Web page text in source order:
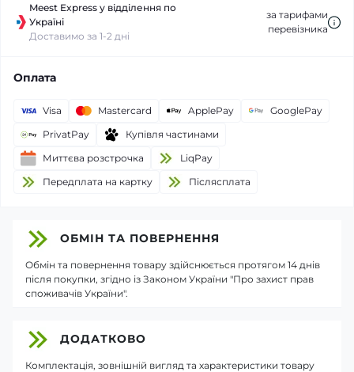
Meest Express у відділення по
Україні
Доставимо за 1-2 дні
за тарифами
перевізника
Оплата
Visa Mastercard ApplePay
GooglePay
PrivatPay
Купівля частинами
Миттєва розстрочка
LiqPay
Передплата на картку
Пiслясплата
ОБМІН ТА ПОВЕРНЕННЯ
Обмін та повернення товару здійснюється протягом 14 днів
після покупки, згідно із Законом України "Про захист прав
споживачів України".
ДОДАТКОВО
Комплектація, зовнішній вигляд та характеристики товару